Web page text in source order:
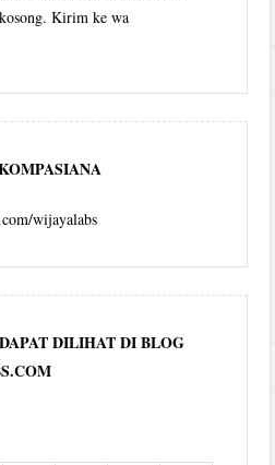
Kirim ke wa
wijayalabs
DILIHAT DI BLOG